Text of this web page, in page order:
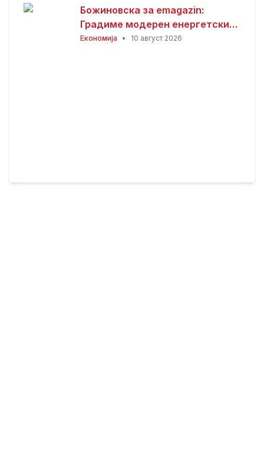
Божиновска за emagazin:
Градиме модерен енергетски
систем усогласен со
Економија • 10 август 2026